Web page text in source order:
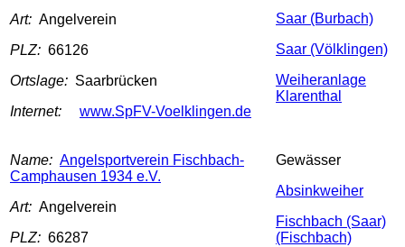
Art: Angelverein
PLZ: 66126
Ortslage: Saarbrücken
Internet:
www.SpFV-Voelklingen.de
Saar (Burbach)
Saar (Völklingen)
Weiheranlage
Klarenthal
Name: Angelsportverein Fischbach-
Camphausen 1934 e.V.
Art: Angelverein
PLZ: 66287
Gewässer
Absinkweiher
Fischbach (Saar)
(Fischbach)